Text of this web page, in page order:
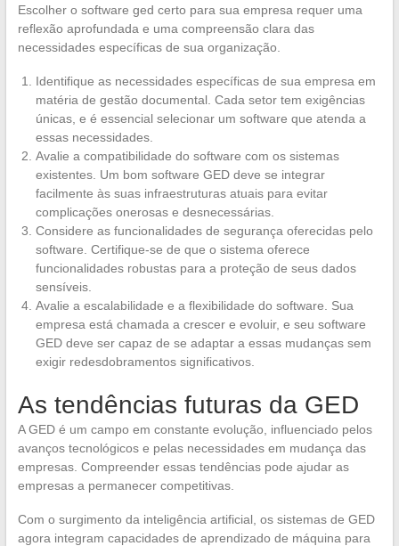
Escolher o software ged certo para sua empresa requer uma
reflexão aprofundada e uma compreensão clara das
necessidades específicas de sua organização.
Identifique as necessidades específicas de sua empresa em
matéria de gestão documental. Cada setor tem exigências
únicas, e é essencial selecionar um software que atenda a
essas necessidades.
Avalie a compatibilidade do software com os sistemas
existentes. Um bom software GED deve se integrar
facilmente às suas infraestruturas atuais para evitar
complicações onerosas e desnecessárias.
Considere as funcionalidades de segurança oferecidas pelo
software. Certifique-se de que o sistema oferece
funcionalidades robustas para a proteção de seus dados
sensíveis.
Avalie a escalabilidade e a flexibilidade do software. Sua
empresa está chamada a crescer e evoluir, e seu software
GED deve ser capaz de se adaptar a essas mudanças sem
exigir redesdobramentos significativos.
As tendências futuras da GED
A GED é um campo em constante evolução, influenciado pelos
avanços tecnológicos e pelas necessidades em mudança das
empresas. Compreender essas tendências pode ajudar as
empresas a permanecer competitivas.
Com o surgimento da inteligência artificial, os sistemas de GED
agora integram capacidades de aprendizado de máquina para